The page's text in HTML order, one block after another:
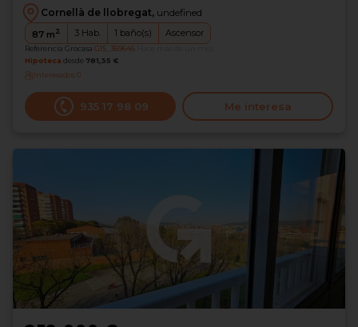
Cornellà de llobregat, undefined
87 m2 3 Hab. 1 baño(s) Ascensor
Referencia Grocasa G15_369646
Hipoteca desde 781,35 €
Interesados0
935 17 98 09 Me interesa